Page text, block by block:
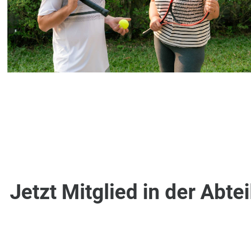
Jetzt Mitglied in der